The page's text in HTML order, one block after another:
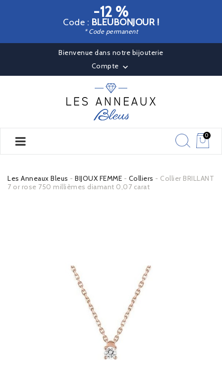
-12 %
Code : BLEUBONJOUR !
* Code permanent
Bienvenue dans notre bijouterie
Compte 
0
Les Anneaux Bleus BIJOUX FEMME Colliers
Collier BRILLANT
7 or rose 750 millièmes diamant 0,07 carat